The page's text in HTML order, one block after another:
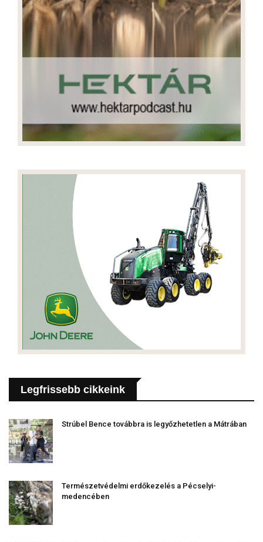
Legfrissebb cikkeink
Strúbel Bence továbbra is legyőzhetetlen a Mátrában
Természetvédelmi erdőkezelés a Pécselyi-
medencében